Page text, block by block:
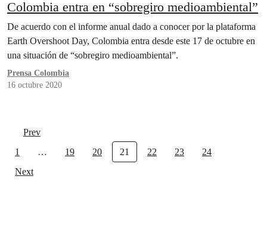
Colombia entra en “sobregiro medioambiental”
De acuerdo con el informe anual dado a conocer por la plataforma
Earth Overshoot Day, Colombia entra desde este 17 de octubre en
una situación de “sobregiro medioambiental”.
Prensa Colombia
16 octubre 2020
Prev
1
… 19 20 21 22 23
24
Next